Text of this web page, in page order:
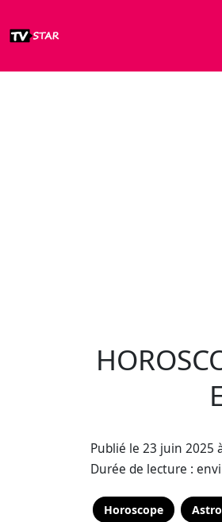
Publié le 23 juin 2025
Durée de lecture :
Horoscope